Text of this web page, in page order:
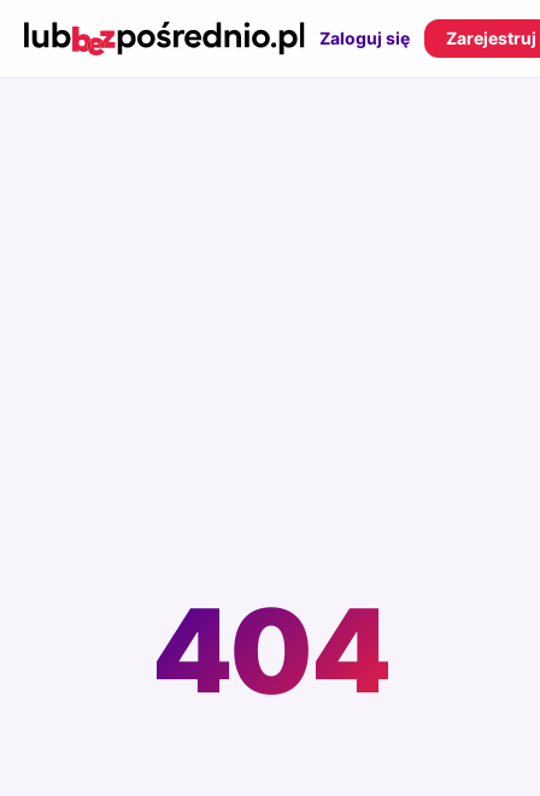
Zaloguj się Zarejestruj
404